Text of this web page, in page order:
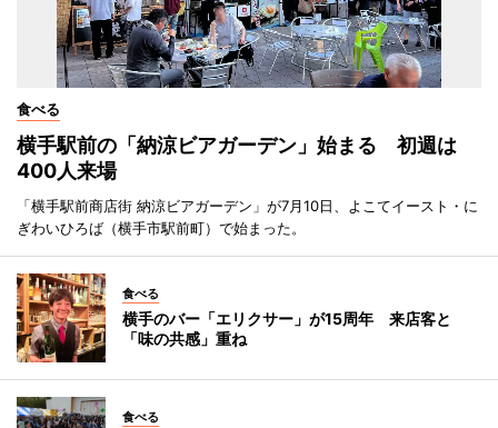
食べる
横手駅前の「納涼ビアガーデン」始まる 初週は
400人来場
「横手駅前商店街 納涼ビアガーデン」が7月10日、よこてイースト・に
ぎわいひろば（横手市駅前町）で始まった。
食べる
横手のバー「エリクサー」が15周年 来店客と
「味の共感」重ね
食べる